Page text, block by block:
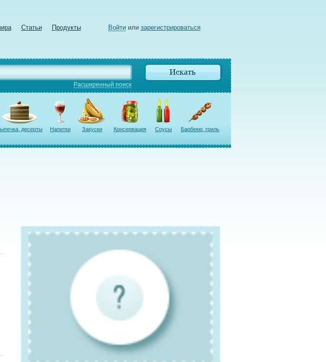
Статьи Продукты Войтиили зарегистрироваться
Расширенный поиск
десерты Напитки Закуски Консервация Соусы Барбекю, гриль